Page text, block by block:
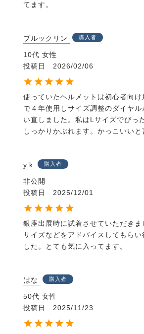
てます。
ブルックリン 購入者
10代 女性
投稿日
2026/02/06
使っていたヘルメットは初心者向け
で４年使用しサイズ調整のダイヤル
い直しました。私はLサイズでぴっ
しっかりかぶれます。かっこいいと
y.k 購入者
非公開
投稿日
2025/12/01
銀座出展時に試着させていただきま
サイズなどをアドバイスしてもらい
した。とても気に入ってます。
はな 購入者
50代 女性
投稿日
2025/11/23